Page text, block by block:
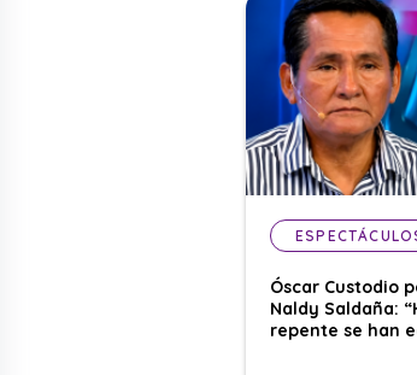
Óscar Custodio
Naldy Saldaña:
repente se han